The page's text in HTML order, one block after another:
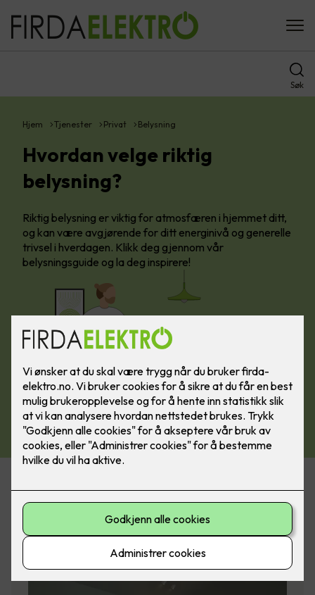
Søk
Hjem Tjenester Privat Belysning
Hvordan velge riktig
belysning?
Riktig belysning er viktig for atmosfæren i hjemmet ditt,
og kan være avgjørende for ditt energinivå og generelle
trivsel i hverdagen. Klikk deg gjennom vår
belysningsguide og la deg inspirere!